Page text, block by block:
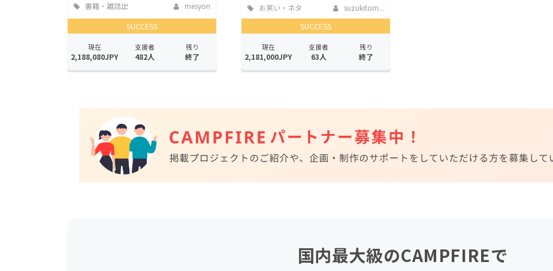
書籍・雑誌出
版
mesyon
SUCCESS
現在
2,188,080JPY
支援者
482人
残り
終了
お笑い・ネタ
suzukitom...
SUCCESS
現在
2,181,000JPY
支援者
63人
残り
終了
国内最大級のCAMPFIREで